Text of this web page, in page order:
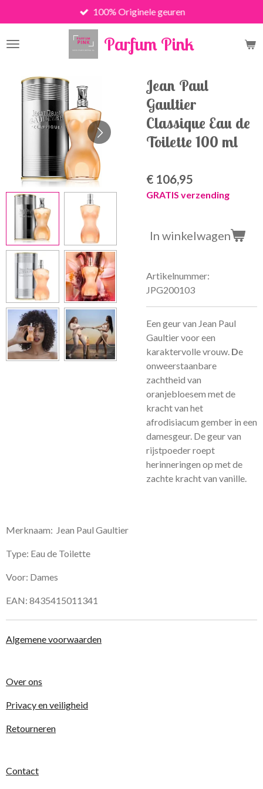
direct
naar
Parfum Pink
100% Originele geuren
Jean Paul
Gaultier
Classique Eau de
Toilette 100 ml
€ 106,95
GRATIS verzending
In winkelwagen
Artikelnummer:
JPG200103
Een geur van Jean Paul
Gaultier voor een
karaktervolle vrouw. De
onweerstaanbare
zachtheid van
oranjebloesem met de
kracht van het
afrodisiacum gember in een
damesgeur. De geur van
rijstpoeder roept
herinneringen op met de
zachte kracht van vanille.
Merknaam: Jean Paul Gaultier
Type: Eau de Toilette
Voor: Dames
EAN: 8435415011341
Algemene voorwaarden
Over ons
Privacy en veiligheid
Retourneren
Contact